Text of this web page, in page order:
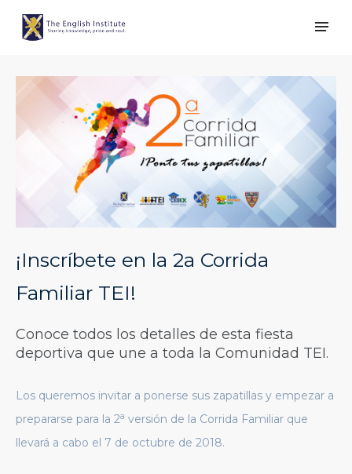
¡Inscríbete en la 2a Corrida
Familiar TEI!
Conoce todos los detalles de esta fiesta
deportiva que une a toda la Comunidad TEI.
Los queremos invitar a ponerse sus zapatillas y empezar a
prepararse para la 2a versión de la Corrida Familiar que
llevará a cabo el 7 de octubre de 2018.